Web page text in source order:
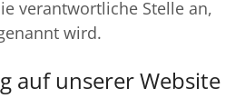
verantwortliche Stelle an,
wird.
auf unserer Website